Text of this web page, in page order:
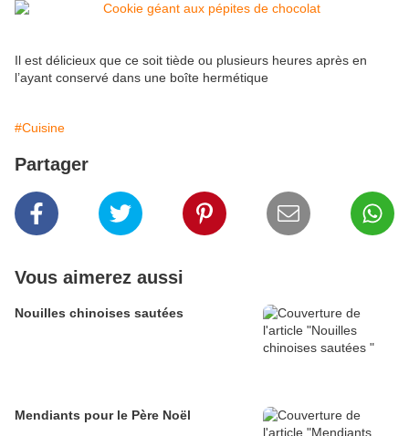
Il est délicieux que ce soit tiède ou plusieurs heures après en
l’ayant conservé dans une boîte hermétique
#Cuisine
Partager
Vous aimerez aussi
Nouilles chinoises sautées
Mendiants pour le Père Noël